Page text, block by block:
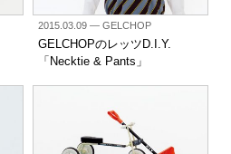
2015.03.09— GELCHOP
GELCHOPのレッツD.I.Y.
「Necktie & Pants」